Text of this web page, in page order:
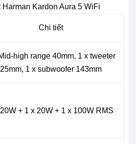
Kardon Aura 5 WiFi
Chi tiết
high range 40mm, 1 x tweeter
25mm, 1 x subwoofer 143mm
+ 1 x 20W + 1 x 100W RMS